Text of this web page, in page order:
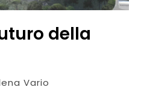
della
Vario